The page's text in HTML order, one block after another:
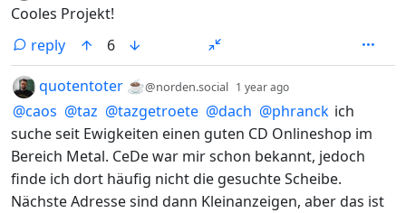
Cooles Projekt!
reply
6
by
quotentoter ☕@norden.social 1 year ago
@caos @taz @tazgetroete @dach @phranck ich
suche seit Ewigkeiten einen guten CD Onlineshop im
Bereich Metal. CeDe war mir schon bekannt, jedoch
finde ich dort häufig nicht die gesuchte Scheibe.
Nächste Adresse sind dann Kleinanzeigen, aber das ist